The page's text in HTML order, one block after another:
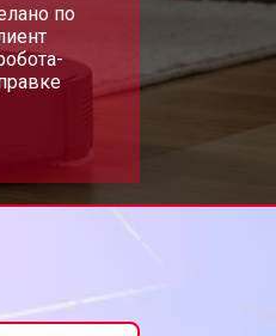
по